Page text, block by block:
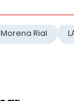
Morena Rial